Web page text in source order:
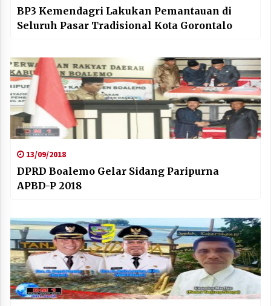
BP3 Kemendagri Lakukan Pemantauan di
Seluruh Pasar Tradisional Kota Gorontalo
13/09/2018
DPRD Boalemo Gelar Sidang Paripurna
APBD-P 2018